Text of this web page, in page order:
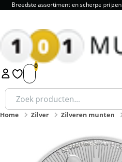
Breedste assortiment en scherpe prijzen
1 2 3 4 5 9.8
Zoeken
naar:
Home Zilver Zilveren munten